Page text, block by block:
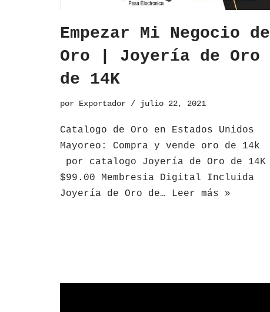
Empezar Mi Negocio de
Oro | Joyería de Oro
de 14K
por Exportador julio 22, 2021
Catalogo de Oro en Estados Unidos ​
Mayoreo: Compra y vende oro de 14k
por catalogo Joyería de Oro de 14K
$99.00 Membresia Digital Incluida
Joyería de Oro de… Leer más »